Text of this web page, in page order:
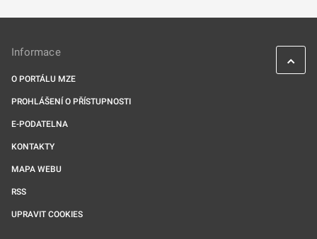
Informace
O PORTÁLU MZE
PROHLÁŠENÍ O PŘÍSTUPNOSTI
E-PODATELNA
KONTAKTY
MAPA WEBU
RSS
UPRAVIT COOKIES